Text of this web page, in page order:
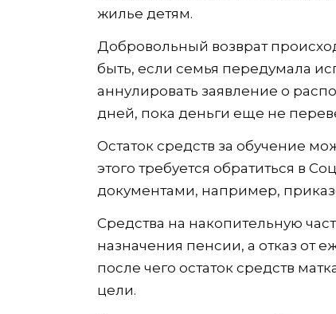
жилье детям.
Добровольный возврат
быть, если семья передумала
аннулировать заявление о
дней, пока деньги еще не
Остаток средств за обучение
этого требуется обратиться в
документами, например,
Средства на накопительную
назначения пенсии, а отказ от
после чего остаток средств
цели.